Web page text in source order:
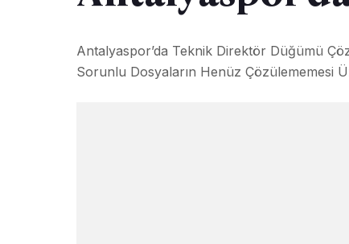
Antalyaspor’da Teknik Direktör Düğümü
Sorunlu Dosyaların Henüz Çözülememesi